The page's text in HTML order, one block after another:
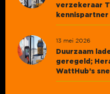
verzekeraar
kennispartner
13 mei 2026
Duurzaam
geregeld;
WattHub’s